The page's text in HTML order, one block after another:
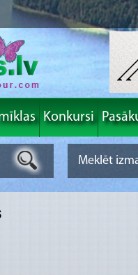
Konkursi